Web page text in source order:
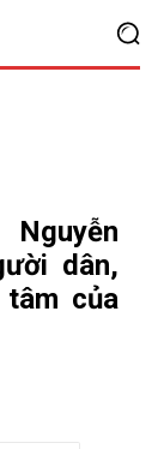
dân,
của